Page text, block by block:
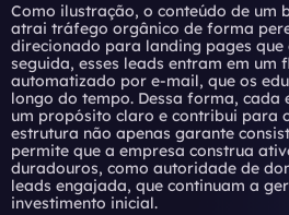
Como ilustração, o conteúdo de um
atrai tráfego orgânico de forma
direcionado para landing pages que
seguida, esses leads entram em um
automatizado por e-mail, que os
longo do tempo. Dessa forma, cada
um propósito claro e contribui para
estrutura não apenas garante
permite que a empresa construa
duradouros, como autoridade de
leads engajada, que continuam a
investimento inicial.